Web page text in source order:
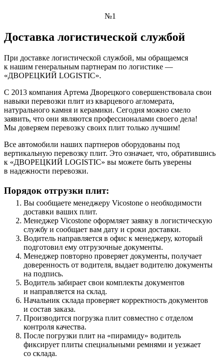
№1
Доставка логистической службой
При доставке логистической службой, мы обращаемся
к нашим генеральным партнерам по логистике —
«ДВОРЕЦКИЙ LOGISTIC».
С 2013 компания Артема Дворецкого совершенствовала свои
навыки перевозки плит из кварцевого агломерата,
натурального камня и керамики. Сегодня можно смело
заявить, что они являются профессионалами своего дела!
Мы доверяем перевозку своих плит только лучшим!
Все автомобили наших партнеров оборудованы под
вертикальную перевозку плит. Это означает, что, обратившись
к «ДВОРЕЦКИЙ LOGISTIC» вы можете быть уверены
в надежности перевозки.
Порядок отгрузки плит:
Вы сообщаете менеджеру Vicostone о необходимости
доставки ваших плит.
Менеджер Vicostone оформляет заявку в логистическую
службу и сообщает вам дату и сроки доставки.
Водитель направляется в офис к менеджеру, который
подготовил ему отгрузочные документы.
Менеджер повторно проверяет документы, получает
доверенность от водителя, выдает водителю документы
на подпись.
Водитель забирает свои комплекты документов
и направляется на склад.
Начальник склада проверяет корректность документов
и состав заказа.
Производится погрузка плит совместно с отделом
контроля качества.
После погрузки плит на «пирамиду» водитель
фиксирует плиты специальными ремнями и уезжает
со склада.